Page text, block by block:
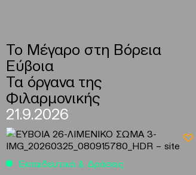
To Μέγαρο στη Βόρεια
Εύβοια
Τα όργανα της
Φιλαρμονικής
21.9.2026
Εκπαιδευτικά & Δράσεις